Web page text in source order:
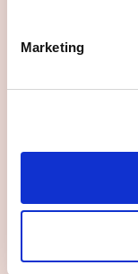
Marketing